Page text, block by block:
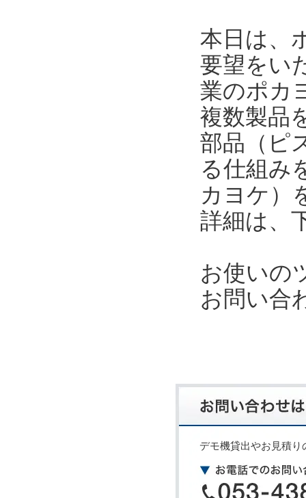
本日は、
要望をい
業のポカ
複数製品
部品（ピ
る仕組み
カヨケ）
詳細は、
お使いの
お問い合
デモ機貸出やお見積